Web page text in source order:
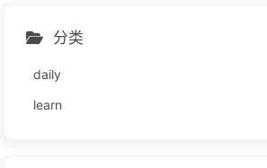
分类
daily
learn